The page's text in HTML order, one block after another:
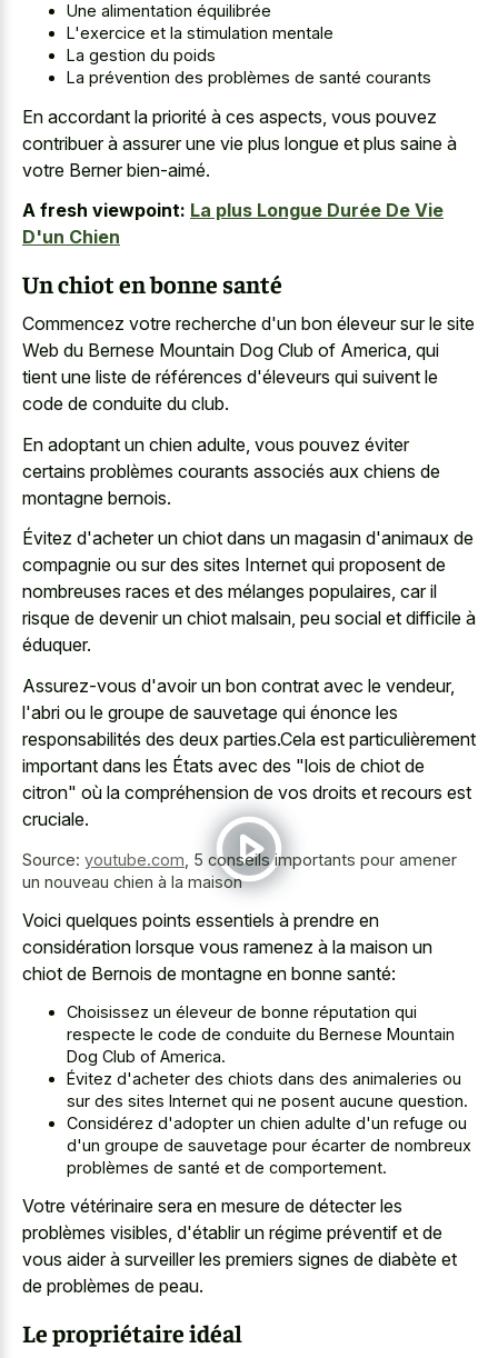
Une alimentation équilibrée
L'exercice et la stimulation mentale
La gestion du poids
La prévention des problèmes de santé courants
En accordant la priorité à ces aspects, vous pouvez
contribuer à assurer une vie plus longue et plus saine à
votre Berner bien-aimé.
A fresh viewpoint: La plus Longue Durée De Vie
D'un Chien
Un chiot en bonne santé
Commencez votre recherche d'un bon éleveur sur le site
Web du Bernese Mountain Dog Club of America, qui
tient une liste de références d'éleveurs qui suivent le
code de conduite du club.
En adoptant un chien adulte, vous pouvez éviter
certains problèmes courants associés aux chiens de
montagne bernois.
Évitez d'acheter un chiot dans un magasin d'animaux de
compagnie ou sur des sites Internet qui proposent de
nombreuses races et des mélanges populaires, car il
risque de devenir un chiot malsain, peu social et difficile à
éduquer.
Assurez-vous d'avoir un bon contrat avec le vendeur,
l'abri ou le groupe de sauvetage qui énonce les
responsabilités des deux parties.Cela est particulièrement
important dans les États avec des "lois de chiot de
citron" où la compréhension de vos droits et recours est
cruciale.
Source: youtube.com 5 conseils importants pour amener
un nouveau chien à la maison
Voici quelques points essentiels à prendre en
considération lorsque vous ramenez à la maison un
chiot de Bernois de montagne en bonne santé:
Choisissez un éleveur de bonne réputation qui
respecte le code de conduite du Bernese Mountain
Dog Club of America.
Évitez d'acheter des chiots dans des animaleries ou
sur des sites Internet qui ne posent aucune question.
Considérez d'adopter un chien adulte d'un refuge ou
d'un groupe de sauvetage pour écarter de nombreux
problèmes de santé et de comportement.
Votre vétérinaire sera en mesure de détecter les
problèmes visibles, d'établir un régime préventif et de
vous aider à surveiller les premiers signes de diabète et
de problèmes de peau.
Le propriétaire idéal